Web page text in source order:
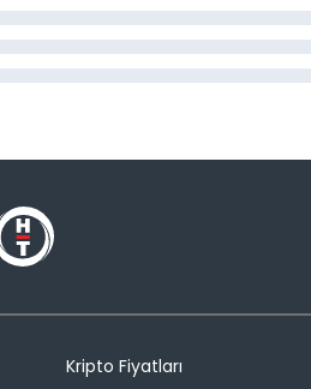
Kripto Fiyatları